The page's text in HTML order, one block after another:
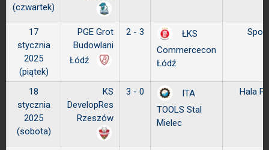
(czwartek)
17
stycznia
2025
(piątek)
PGE Grot
Budowlani
Łódź
2 - 3
ŁKS
Commercecon
Łódź
18
stycznia
2025
(sobota)
KS
DevelopRes
Rzeszów
3 - 0
ITA
TOOLS Stal
Mielec
Hala